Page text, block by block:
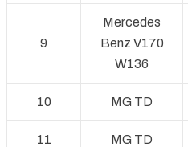
9
Mercedes
Benz V170
W136
10 MG TD
11 MG TD